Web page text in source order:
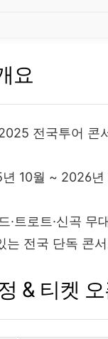
요
전국투어 콘
10월 ~ 2026년
·트로트·신곡 무
는 전국 단독 콘서
& 티켓